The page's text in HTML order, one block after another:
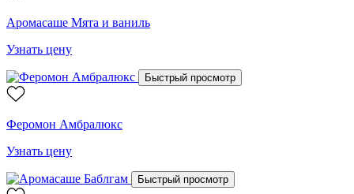
Аромасаше Мята и ваниль
Узнать цену
Быстрый просмотр
Феромон Амбралюкс
Узнать цену
Быстрый просмотр